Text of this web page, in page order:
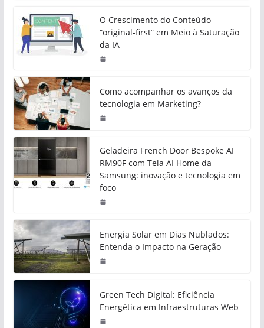
O Crescimento do Conteúdo
“original-first” em Meio à Saturação
da IA
Como acompanhar os avanços da
tecnologia em Marketing?
Geladeira French Door Bespoke AI
RM90F com Tela AI Home da
Samsung: inovação e tecnologia em
foco
Energia Solar em Dias Nublados:
Entenda o Impacto na Geração
Green Tech Digital: Eficiência
Energética em Infraestruturas Web